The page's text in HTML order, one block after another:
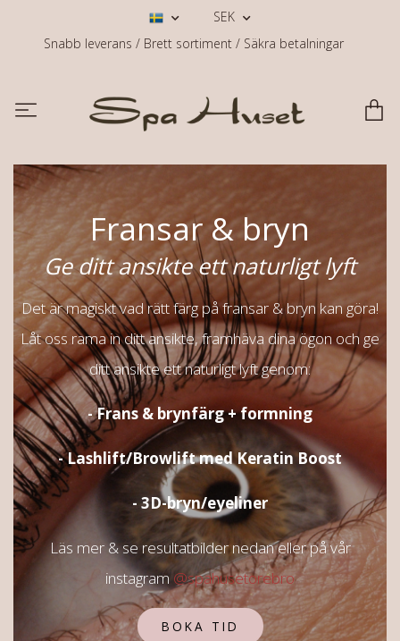
SEK
Snabb leverans / Brett sortiment / Säkra betalningar
Fransar & bryn
Ge ditt ansikte ett naturligt lyft
Det är magiskt vad rätt färg på fransar & bryn kan göra!
Låt oss rama in ditt ansikte, framhäva dina ögon och ge
ditt ansikte ett naturligt lyft genom:
- Frans & brynfärg + formning
- Lashlift/Browlift med Keratin Boost
- 3D-bryn/eyeliner
Läs mer & se resultatbilder nedan eller på vår
instagram@spahusetorebro
BOKA TID